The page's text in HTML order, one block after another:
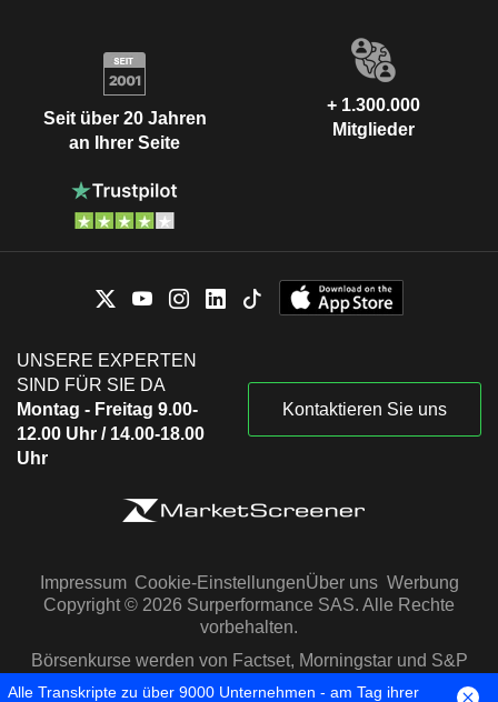
Seit über 20 Jahren
an Ihrer Seite
+ 1.300.000
Mitglieder
UNSERE EXPERTEN
SIND FÜR SIE DA
Montag - Freitag 9.00-
12.00 Uhr / 14.00-18.00
Uhr
Kontaktieren Sie uns
Impressum Cookie-EinstellungenÜber uns Werbung
Copyright © 2026 Surperformance SAS. Alle Rechte
vorbehalten.
Börsenkurse werden von Factset, Morningstar und S&P
Capital IQ zur Verfügung gestellt
Alle Transkripte zu über 9000 Unternehmen - am Tag ihrer